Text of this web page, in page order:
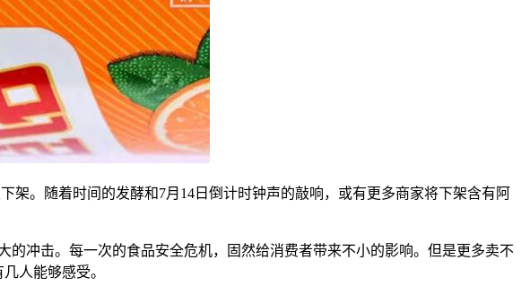
。随着时间的发酵和7月14日倒计时钟声的敲响，或有更多商家将下架含有阿
冲击。每一次的食品安全危机，固然给消费者带来不小的影响。但是更多卖不
人能够感受。